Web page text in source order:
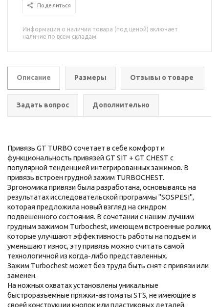
Поделиться
Информация о наличии товара (под ценой) включает
наличие по всем складам.
Описание Размеры Отзывы о товаре
Задать вопрос Дополнительно
Привязь GT TURBO сочетает в себе комфорт и
функциональность привязейGT SIT + GT CHEST с
популярной тенденцией интегрированных зажимов. В
привязь встроен грудной зажим TURBOCHEST.
Эргономика привязи была разработана, основываясь на
результатах исследовательской программы "SOSPESI",
которая предложила новый взгляд на синдром
подвешенного состояния. В сочетании с нашим лучшим
грудным зажимом Turbochest, имеющем встроенные ролики,
которые улучшают эффективность работы на подъем и
уменьшают износ, эту привязь можно считать самой
технологичной из когда-либо представленных.
Зажим Turbochest может без труда быть снят с привязи или
заменен.
На ножных охватах установлены уникальные
быстроразъемные пряжки-автоматы STS, не имеющие в
своей конструкции кнопок или пластиковых деталей.